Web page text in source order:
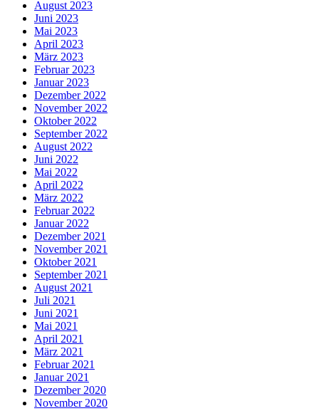
August 2023
Juni 2023
Mai 2023
April 2023
März 2023
Februar 2023
Januar 2023
Dezember 2022
November 2022
Oktober 2022
September 2022
August 2022
Juni 2022
Mai 2022
April 2022
März 2022
Februar 2022
Januar 2022
Dezember 2021
November 2021
Oktober 2021
September 2021
August 2021
Juli 2021
Juni 2021
Mai 2021
April 2021
März 2021
Februar 2021
Januar 2021
Dezember 2020
November 2020